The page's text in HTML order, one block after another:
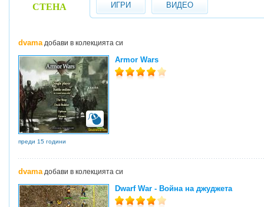
СТЕНА ИГРИ ВИДЕО
dvamaдобави в колекцията си
Armor Wars
преди 15 години
dvamaдобави в колекцията си
Dwarf War - Война на джуджета